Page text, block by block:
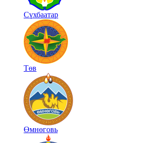
Сүхбаатар
Төв
Өмнөговь